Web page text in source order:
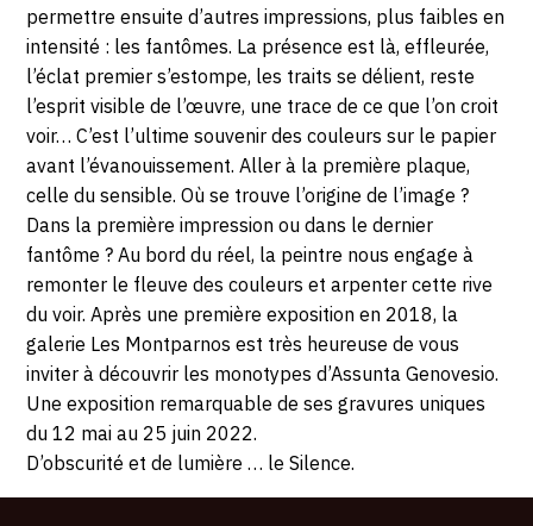
permettre ensuite d’autres impressions, plus faibles en
intensité : les fantômes. La présence est là, effleurée,
l’éclat premier s’estompe, les traits se délient, reste
l’esprit visible de l’œuvre, une trace de ce que l’on croit
voir… C’est l’ultime souvenir des couleurs sur le papier
avant l’évanouissement. Aller à la première plaque,
celle du sensible. Où se trouve l’origine de l’image ?
Dans la première impression ou dans le dernier
fantôme ? Au bord du réel, la peintre nous engage à
remonter le fleuve des couleurs et arpenter cette rive
du voir. Après une première exposition en 2018, la
galerie Les Montparnos est très heureuse de vous
inviter à découvrir les monotypes d’Assunta Genovesio.
Une exposition remarquable de ses gravures uniques
du 12 mai au 25 juin 2022.
D’obscurité et de lumière … le Silence.